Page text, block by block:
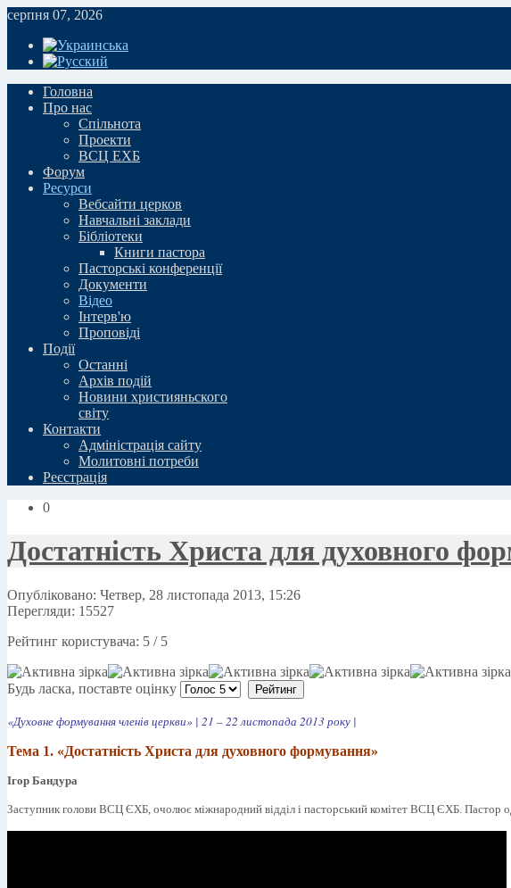
серпня 07, 2026
Головна
Про нас
Спільнота
Проекти
ВСЦ ЕХБ
Форум
Ресурси
Вебсайти церков
Навчальні заклади
Бібліотеки
Книги пастора
Пасторські конференції
Документи
Відео
Iнтерв'ю
Проповіді
Події
Останні
Архів подій
Новини християньского
свiту
Контакти
Адміністрація сайту
Молитовні потреби
Реєстрація
0
Достатність Христа для духовного
Опубліковано: Четвер, 28 листопада 2013, 15:26
Перегляди: 15527
Рейтинг користувача: 5 / 5
Будь ласка, поставте оцінку
«Духовне формування членів церкви» | 21 – 22 листопада 2013 року |
Тема 1. «Достатність Христа для духовного формування»
Ігор Бандура
Заступник голови ВСЦ ЄХБ, очолює міжнародний відділ і пасторський комітет ВСЦ ЄХБ. Пастор